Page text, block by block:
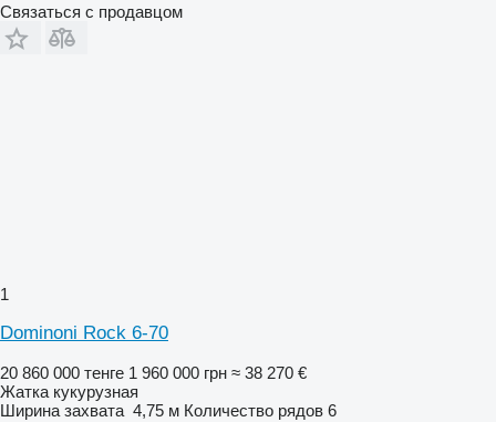
Связаться с продавцом
1
Dominoni Rock 6-70
20 860 000 тенге 1 960 000 грн ≈ 38 270 €
Жатка кукурузная
Ширина захвата 4,75 м Количество рядов 6